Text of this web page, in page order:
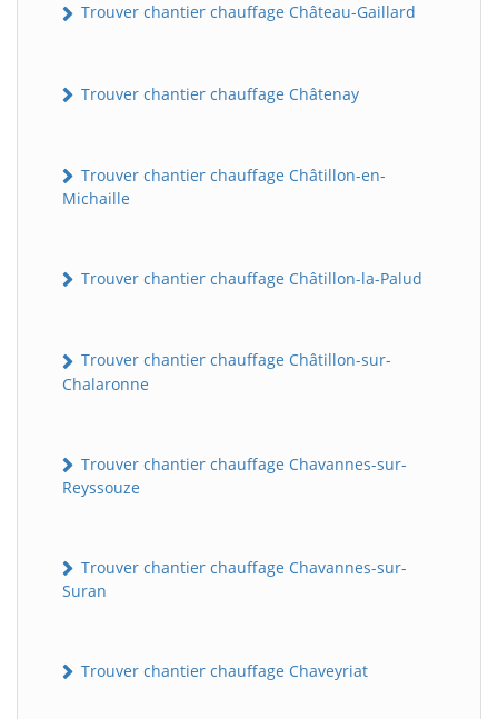
Trouver chantier chauffage Château-Gaillard
Trouver chantier chauffage Châtenay
Trouver chantier chauffage Châtillon-en-
Michaille
Trouver chantier chauffage Châtillon-la-Palud
Trouver chantier chauffage Châtillon-sur-
Chalaronne
Trouver chantier chauffage Chavannes-sur-
Reyssouze
Trouver chantier chauffage Chavannes-sur-
Suran
Trouver chantier chauffage Chaveyriat